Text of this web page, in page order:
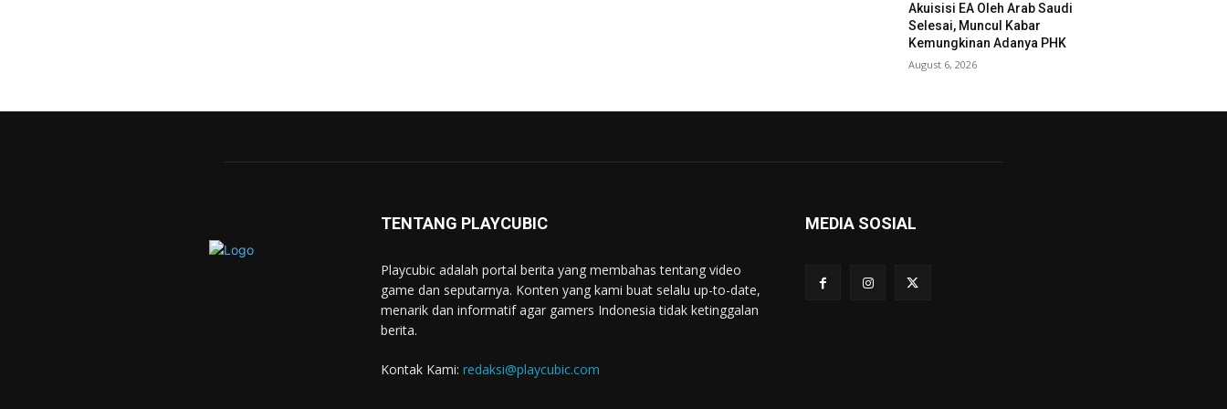
Akuisisi EA Oleh Arab Saudi
Selesai, Muncul Kabar
Kemungkinan Adanya PHK
August 6, 2026
TENTANG PLAYCUBIC
Playcubic adalah portal berita yang membahas tentang video
game dan seputarnya. Konten yang kami buat selalu up-to-date,
menarik dan informatif agar gamers Indonesia tidak ketinggalan
berita.
Kontak Kami: redaksi@playcubic.com
MEDIA SOSIAL